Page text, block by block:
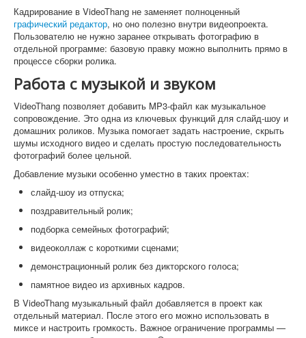
Кадрирование в VideoThang не заменяет полноценный
графический редактор, но оно полезно внутри видеопроекта.
Пользователю не нужно заранее открывать фотографию в
отдельной программе: базовую правку можно выполнить прямо в
процессе сборки ролика.
Работа с музыкой и звуком
VideoThang позволяет добавить MP3-файл как музыкальное
сопровождение. Это одна из ключевых функций для слайд-шоу и
домашних роликов. Музыка помогает задать настроение, скрыть
шумы исходного видео и сделать простую последовательность
фотографий более цельной.
Добавление музыки особенно уместно в таких проектах:
слайд-шоу из отпуска;
поздравительный ролик;
подборка семейных фотографий;
видеоколлаж с короткими сценами;
демонстрационный ролик без дикторского голоса;
памятное видео из архивных кадров.
В VideoThang музыкальный файл добавляется в проект как
отдельный материал. После этого его можно использовать в
миксе и настроить громкость. Важное ограничение программы —